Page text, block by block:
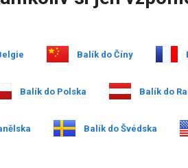
Balík do Číny
Balík do Polska Balík do
Balík do Švédska